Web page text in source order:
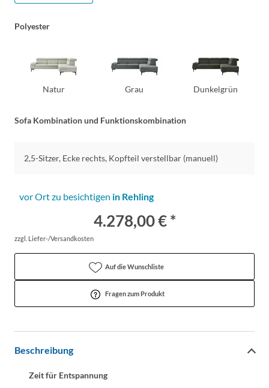
Polyester
Natur Grau Dunkelgrün
Sofa Kombination und Funktionskombination
2,5-Sitzer, Ecke rechts, Kopfteil verstellbar (manuell)
vor Ort zu besichtigen in Rehling
4.278,00 € *
zzgl. Liefer-/Versandkosten
Auf die Wunschliste
Fragen zum Produkt
Beschreibung
Zeit für Entspannung